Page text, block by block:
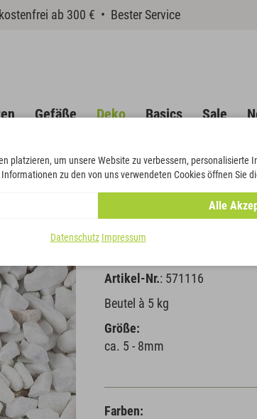
ab 300 € • Bester Service
Gefäße Deko Basics Sale
Dekosteine
Artikel-Nr.: 571116
Beutel à 5 kg
Größe:
ca. 5 - 8mm
Farben:
platzieren, um unsere Website zu verbessern, personalisierte
zu den von uns verwendeten Cookies öffnen Sie
Alle
Datenschutz Impressum